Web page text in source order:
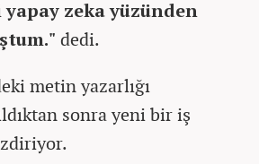
yapay zeka yüzünden
dedi.
metin yazarlığı
sonra yeni bir iş